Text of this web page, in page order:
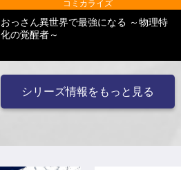
コミカライズ
おっさん異世界で最強になる ～物理特
化の覚醒者～
シリーズ情報をもっと見る